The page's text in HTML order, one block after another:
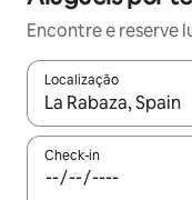
Encontre e reserve
Localização
Quando os
Check-in